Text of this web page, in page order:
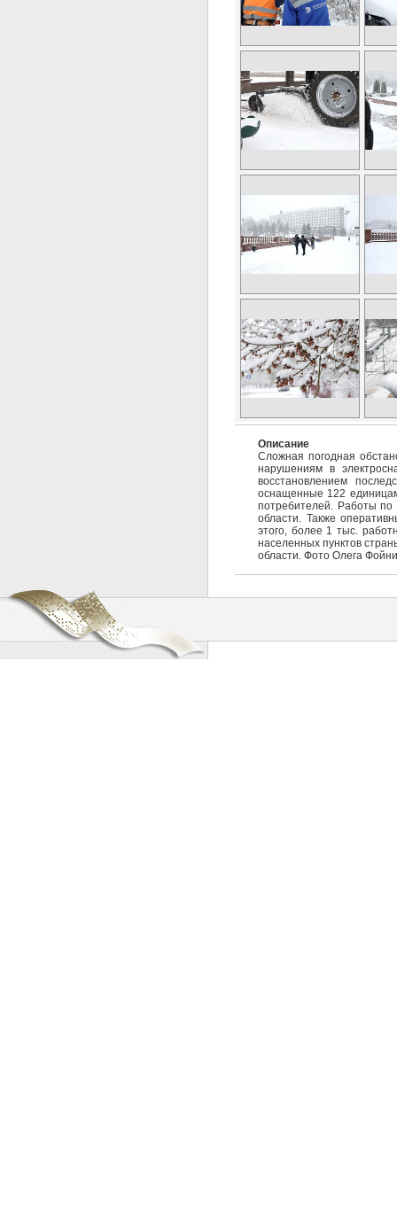
Описание
Сложная погодная
нарушениям в
восстановлением
оснащенные 122
потребителей. Работы по
области. Также
этого, более 1 тыс.
населенных пунктов
области. Фото Олега